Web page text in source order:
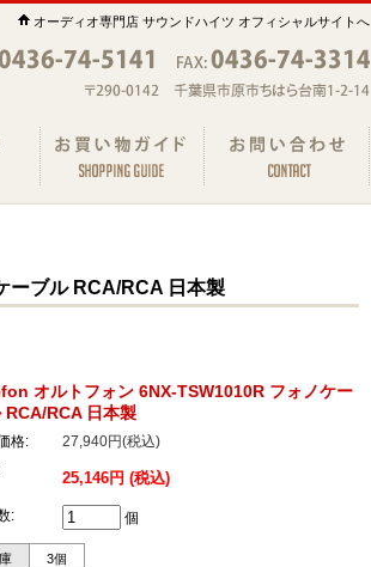
オーディオ専門店 サウンドハイツ オフィシャルサイトへ
ーブル RCA/RCA 日本製
オルトフォン 6NX-TSW1010R フォノケー
RCA/RCA 日本製
格:
27,940円(税込)
25,146円 (税込)
: 個
3個